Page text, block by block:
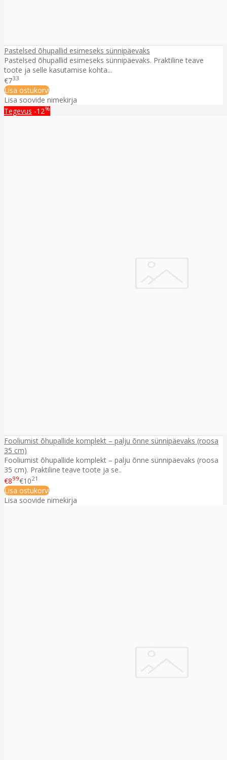
Pastelsed õhupallid esimeseks sünnipäevaks
Pastelsed õhupallid esimeseks sünnipäevaks. Praktiline teave
toote ja selle kasutamise kohta...
€733
Lisa ostukorvi
Lisa soovide nimekirja
Tegevus -12%
Fooliumist õhupallide komplekt – palju õnne sünnipäevaks (roosa
35 cm)
Fooliumist õhupallide komplekt – palju õnne sünnipäevaks (roosa
35 cm). Praktiline teave toote ja se..
€899€1021
Lisa ostukorvi
Lisa soovide nimekirja